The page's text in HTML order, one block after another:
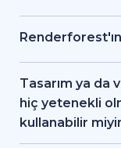
Renderforest
isteyen bireysel
çalışan
Renderforest
tutmadan
Renderforest
modellerini
Kullanıcılar bu
görüntülerden
Tasarım ya da
hiç yetenekli
kullanabilir
Evet.